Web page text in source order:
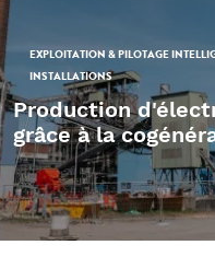
EXPLOITATION & PILOTAGE
INSTALLATIONS
Production
grâce à la